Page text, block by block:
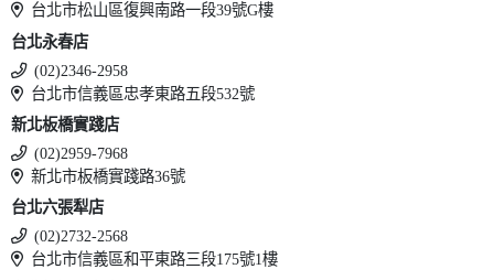
台北市松山區復興南路一段39號G樓
台北永春店
(02)2346-2958
台北市信義區忠孝東路五段532號
新北板橋實踐店
(02)2959-7968
新北市板橋實踐路36號
台北六張犁店
(02)2732-2568
台北市信義區和平東路三段175號1樓